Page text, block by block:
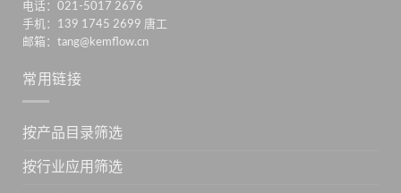
电话：021-5017 2676
手机：139 1745 2699 唐工
邮箱：tang@kemflow.cn
常用链接
按产品目录筛选
按行业应用筛选